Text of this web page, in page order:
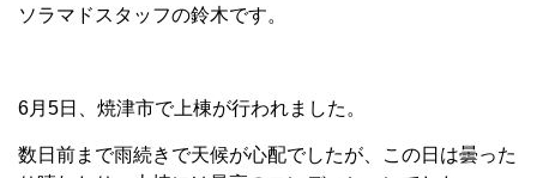
ソラマドスタッフの鈴木です。
6月5日、焼津市で上棟が行われました。
数日前まで雨続きで天候が心配でしたが、この日は曇った